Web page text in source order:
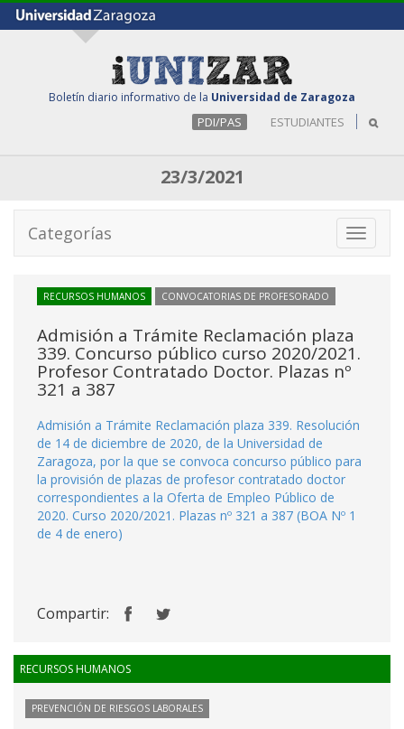
Boletín diario informativo de la Universidad de Zaragoza
PDI/PAS ESTUDIANTES
23/3/2021
Toggle
Categorías
RECURSOS HUMANOS CONVOCATORIAS DE PROFESORADO
Admisión a Trámite Reclamación plaza
339. Concurso público curso 2020/2021.
Profesor Contratado Doctor. Plazas nº
321 a 387
Admisión a Trámite Reclamación plaza 339. Resolución
de 14 de diciembre de 2020, de la Universidad de
Zaragoza, por la que se convoca concurso público para
la provisión de plazas de profesor contratado doctor
correspondientes a la Oferta de Empleo Público de
2020. Curso 2020/2021. Plazas nº 321 a 387 (BOA Nº 1
de 4 de enero)
Compartir:
RECURSOS HUMANOS
PREVENCIÓN DE RIESGOS LABORALES